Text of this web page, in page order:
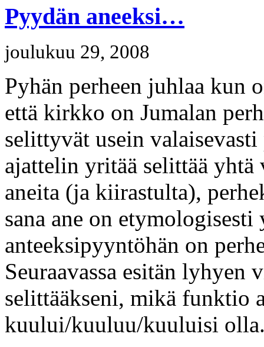
Pyydän aneeksi…
joulukuu 29, 2008
Pyhän perheen juhlaa kun
että kirkko on Jumalan
selittyvät usein
ajattelin yritää selittää
aneita (ja kiirastulta),
sana ane on etymologisesti
anteeksipyyntöhän on
Seuraavassa esitän lyhyen
selittääkseni, mikä funktio
kuului/kuuluu/kuuluisi